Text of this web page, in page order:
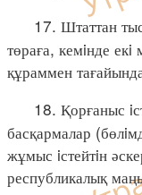
17. Штаттан
төраға, кемiнде
құраммен
18. Қорғаныс
басқармалар
жұмыс iстейтiн
республикалық